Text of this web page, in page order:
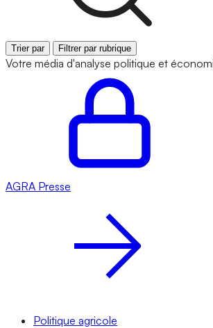
Trier par Filtrer par rubrique
Votre média d'analyse politique et
AGRA Presse
Politique agricole